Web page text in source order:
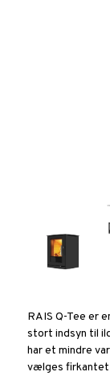
RAIS Q-Tee er
stort indsyn til
har et mindre
vælges firkantet